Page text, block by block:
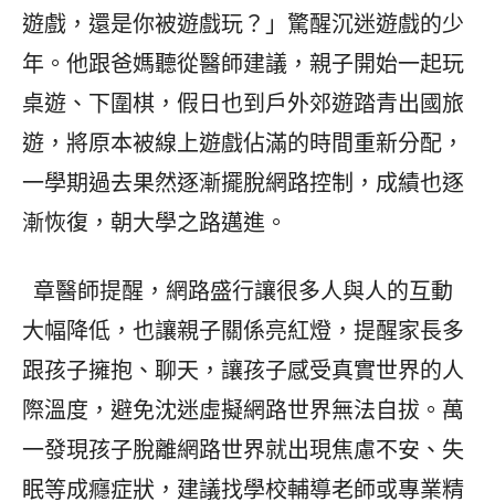
遊戲，還是你被遊戲玩？」驚醒沉迷遊戲的少
年。他跟爸媽聽從醫師建議，親子開始一起玩
桌遊、下圍棋，假日也到戶外郊遊踏青出國旅
遊，將原本被線上遊戲佔滿的時間重新分配，
一學期過去果然逐漸擺脫網路控制，成績也逐
漸恢復，朝大學之路邁進。
章醫師提醒，網路盛行讓很多人與人的互動
大幅降低，也讓親子關係亮紅燈，提醒家長多
跟孩子擁抱、聊天，讓孩子感受真實世界的人
際溫度，避免沈迷虛擬網路世界無法自拔。萬
一發現孩子脫離網路世界就出現焦慮不安、失
眠等成癮症狀，建議找學校輔導老師或專業精